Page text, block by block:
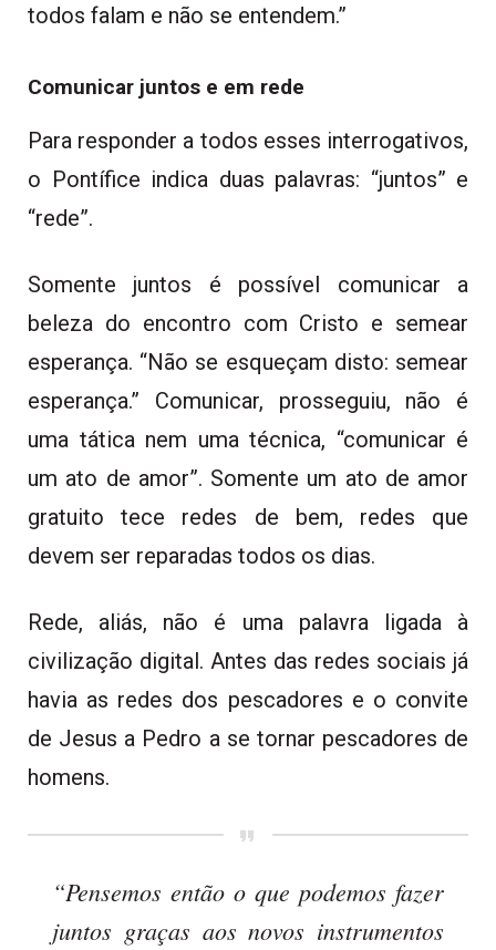
todos falam e não se entendem.”
Comunicar juntos e em rede
Para responder a todos esses interrogativos,
o Pontífice indica duas palavras: “juntos” e
“rede”.
Somente juntos é possível comunicar a
beleza do encontro com Cristo e semear
esperança. “Não se esqueçam disto: semear
esperança.” Comunicar, prosseguiu, não é
uma tática nem uma técnica, “comunicar é
um ato de amor”. Somente um ato de amor
gratuito tece redes de bem, redes que
devem ser reparadas todos os dias.
Rede, aliás, não é uma palavra ligada à
civilização digital. Antes das redes sociais já
havia as redes dos pescadores e o convite
de Jesus a Pedro a se tornar pescadores de
homens.
“Pensemos então o que podemos fazer
juntos graças aos novos instrumentos